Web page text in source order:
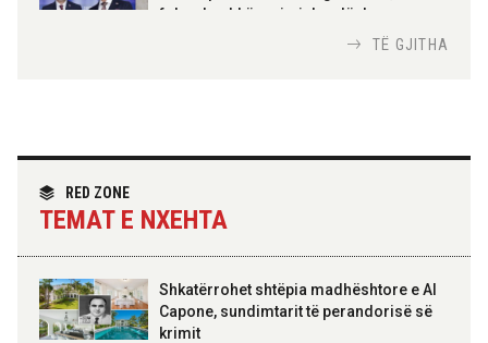
Urdhrit të Skënderbeut
fokus bashkëpunimi dypalësh
partneritetit strategjik
TË GJITHA
RED ZONE
TEMAT E NXEHTA
Shkatërrohet shtëpia madhështore e Al
Capone, sundimtarit të perandorisë së
krimit